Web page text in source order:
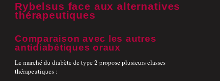
Rybelsus face aux alternatives
thérapeutiques
Comparaison avec les autres
antidiabétiques oraux
Le marché du diabète de type 2 propose plusieurs classes
thérapeutiques :